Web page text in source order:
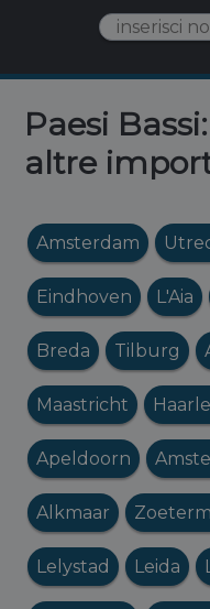
Paesi
altre
Amsterdam
Eindhoven L'Aia
Breda Tilburg
Maastricht
Apeldoorn
Alkmaar
Lelystad Leida